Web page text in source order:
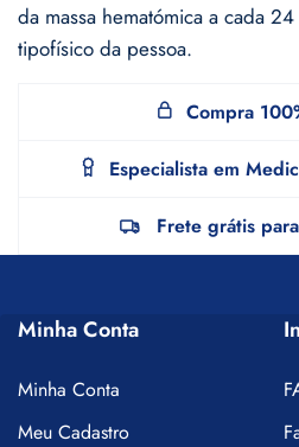
da massa hematómica a cada
tipofísico da pessoa.
Compra
Especialista em
Frete grátis
Minha Conta
Minha Conta
Meu Cadastro